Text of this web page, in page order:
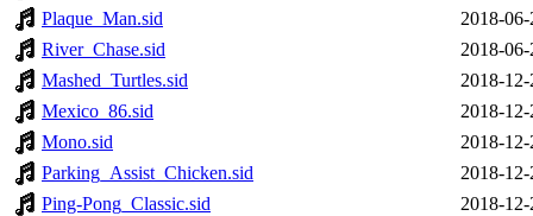
Plaque_Man.sid
2018-
River_Chase.sid
2018-
Mashed_Turtles.sid
2018-
Mexico_86.sid
2018-
Mono.sid
2018-
Parking_Assist_Chicken.sid
2018-
Ping-Pong_Classic.sid
2018-